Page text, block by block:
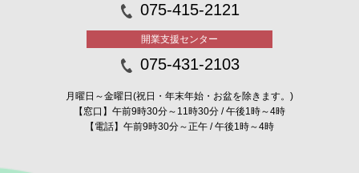
075-415-2121
開業支援センター
075-431-2103
月曜日～金曜日(祝日・年末年始・お盆を除きます。)
【窓口】午前9時30分～11時30分 / 午後1時～4時
【電話】午前9時30分～正午 / 午後1時～4時